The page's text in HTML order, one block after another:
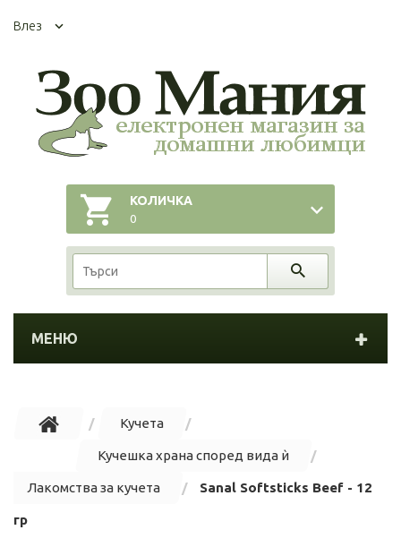
Влез
КОЛИЧКА
0
МЕНЮ
Кучета
Кучешка храна според вида ѝ
Лакомства за кучета Sanal Softsticks Beef - 12
гр